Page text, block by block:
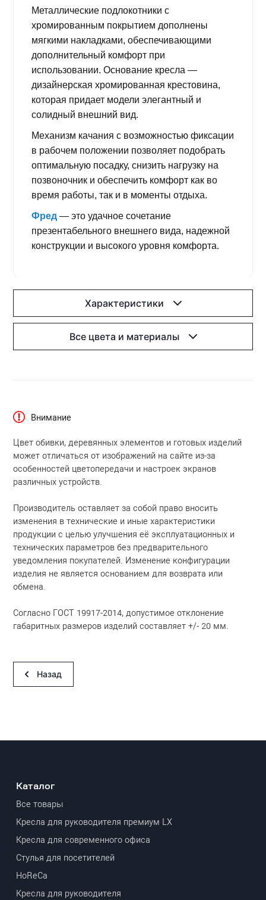
Металлические подлокотники с
хромированным покрытием дополнены
мягкими накладками, обеспечивающими
дополнительный комфорт при
использовании. Основание кресла —
дизайнерская хромированная крестовина,
которая придает модели элегантный и
солидный внешний вид.
Механизм качания с возможностью фиксации
в рабочем положении позволяет подобрать
оптимальную посадку, снизить нагрузку на
позвоночник и обеспечить комфорт как во
время работы, так и в моменты отдыха.
Фред— это удачное сочетание
презентабельного внешнего вида, надежной
конструкции и высокого уровня комфорта.
Характеристики
Все цвета и материалы
Внимание
Цвет обивки, деревянных элементов и готовых изделий
может отличаться от изображений на сайте из-за
особенностей цветопередачи и настроек экранов
различных устройств.
Производитель оставляет за собой право вносить
изменения в технические и иные характеристики
продукции с целью улучшения её эксплуатационных и
технических параметров без предварительного
уведомления покупателей. Изменение конфигурации
изделия не является основанием для возврата или
обмена.
Согласно ГОСТ 19917-2014, допустимое отклонение
габаритных размеров изделий составляет +/- 20 мм.
Назад
Каталог
Все товары
Кресла для руководителя премиум LX
Кресла для современного офиса
Стулья для посетителей
HoReCa
Кресла для руководителя